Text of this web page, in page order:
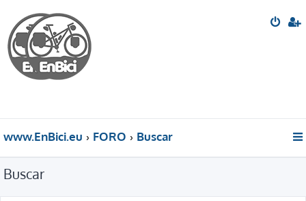
www.EnBici.eu FORO Buscar
Buscar